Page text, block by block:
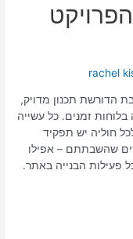
rachel
הדורשת תכנון מדויק,
בלוחות זמנים. כל עשייה
חוליה יש תפקיד
שהשבתתם – אפילו
פעילות הבנייה באתר.